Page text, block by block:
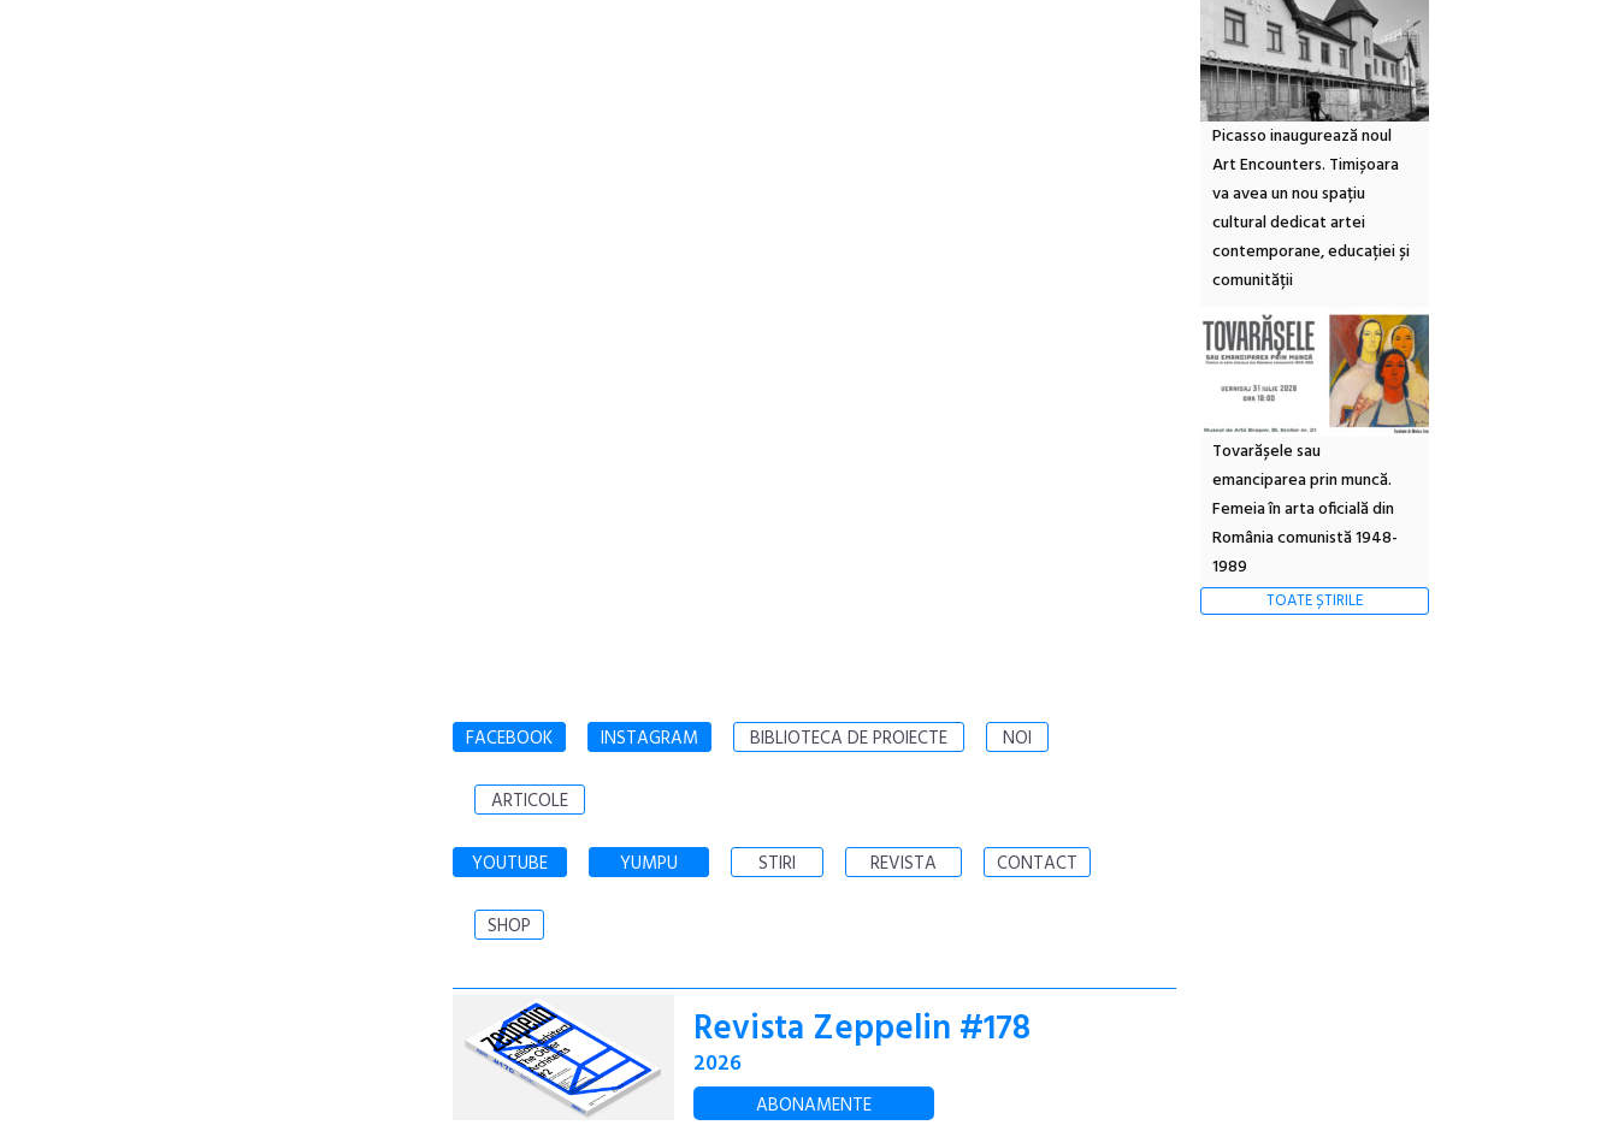
Picasso inaugurează noul
Art Encounters. Timișoara
va avea un nou spațiu
cultural dedicat artei
contemporane, educației și
comunității
Tovarășele sau
emanciparea prin muncă.
Femeia în arta oficială din
România comunistă 1948-
1989
TOATE ȘTIRILE
FACEBOOK INSTAGRAM BIBLIOTECA DE PROIECTE NOI
ARTICOLE
YOUTUBE YUMPU STIRI REVISTA CONTACT
SHOP
Revista Zeppelin #178
2026
ABONAMENTE